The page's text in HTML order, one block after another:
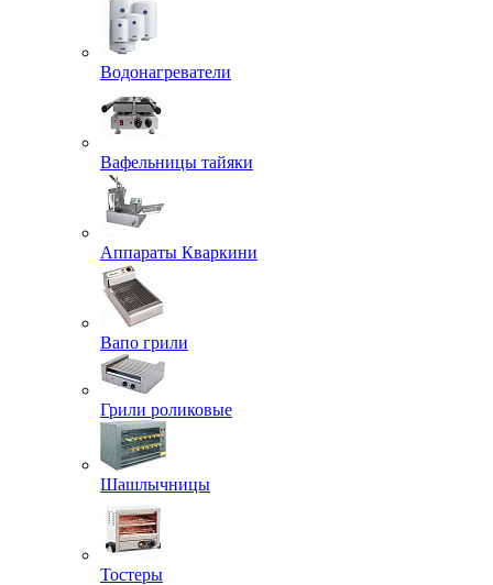
Водонагреватели
Вафельницы тайяки
Аппараты Кваркини
Вапо грили
Грили роликовые
Шашлычницы
Тостеры